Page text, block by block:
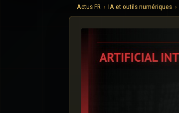
Actus FR IA et outils numériques